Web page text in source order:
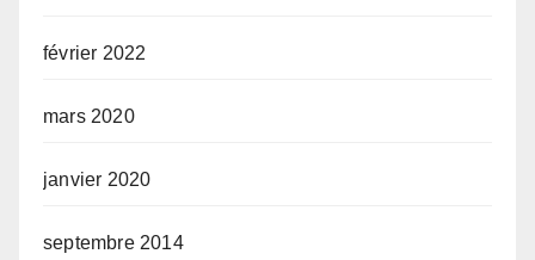
février 2022
mars 2020
janvier 2020
septembre 2014